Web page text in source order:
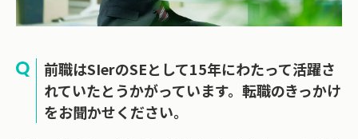
前職はSIerのSEとして15年にわたって活躍さ
れていたとうかがっています。転職のきっかけ
をお聞かせください。